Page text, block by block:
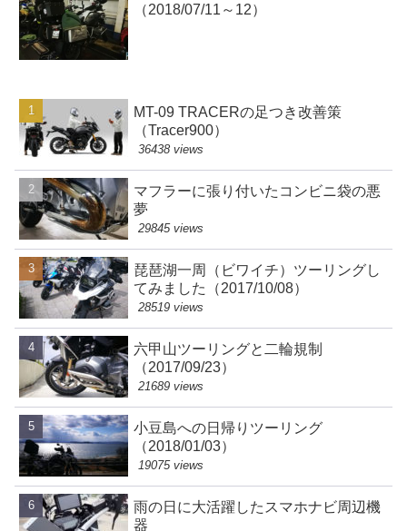
（2018/07/11～12）
MT-09 TRACERの足つき改善策
（Tracer900）
36438 views
マフラーに張り付いたコンビニ袋の悪
夢
29845 views
琵琶湖一周（ビワイチ）ツーリングし
てみました（2017/10/08）
28519 views
六甲山ツーリングと二輪規制
（2017/09/23）
21689 views
小豆島への日帰りツーリング
（2018/01/03）
19075 views
雨の日に大活躍したスマホナビ周辺機
器